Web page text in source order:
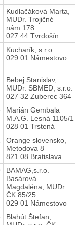
Kudlačáková Marta,
MUDr. Trojičné
nám.178
027 44 Tvrdošín
Kucharík, s.r.o
029 01 Námestovo
Bebej Stanislav,
MUDr. SBMED, s.r.o.
027 32 Zuberec 364
Marián Gembala
M.A.G. Lesná 1105/1
028 01 Trstená
Orange slovensko,
Metodova 8
821 08 Bratislava
BAMAG,s.r.o.
Basárová
Magdaléna, MUDr.
ČK 85/25
029 01 Námestovo
Blahút Štefan,